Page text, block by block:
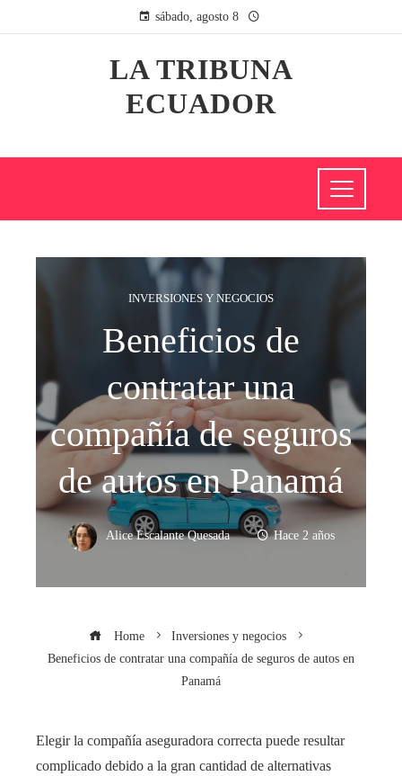
sábado, agosto 8
LA TRIBUNA
ECUADOR
INVERSIONES Y NEGOCIOS
Beneficios de
contratar una
compañía de seguros
de autos en Panamá
Alice Escalante Quesada Hace 2 años
Home
Inversiones y negocios
Beneficios de contratar una compañía de seguros de autos en
Panamá
Elegir la compañía aseguradora correcta puede resultar
complicado debido a la gran cantidad de alternativas